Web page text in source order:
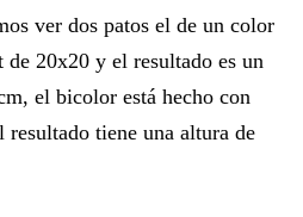
ver dos patos el de un color
de 20x20 y el resultado es un
el bicolor está hecho con
tiene una altura de